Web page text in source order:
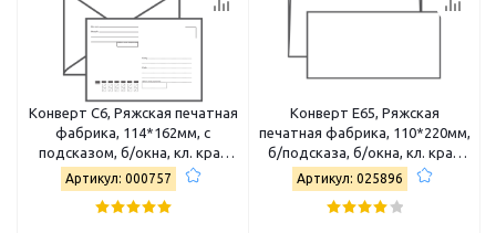
Конверт C6, Ряжская печатная
фабрика, 114*162мм, с
подсказом, б/окна, кл. край
4607122770499
Артикул: 000757
Конверт E65, Ряжская
печатная фабрика, 110*220мм,
б/подсказа, б/окна, кл. край
4607122771410
Артикул: 025896